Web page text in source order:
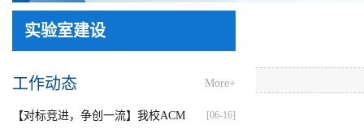
实验室建设
工作动态 More+
【对标竞进，争创一流】我校ACM [06-16]